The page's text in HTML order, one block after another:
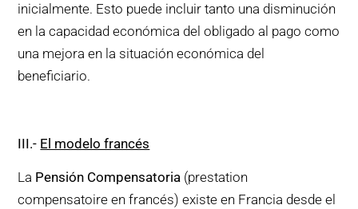
inicialmente. Esto puede incluir tanto una disminución
en la capacidad económica del obligado al pago como
una mejora en la situación económica del
beneficiario.
III.- El modelo francés
La Pensión Compensatoria (prestation
compensatoire en francés) existe en Francia desde el